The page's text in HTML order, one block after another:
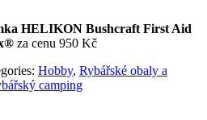
HELIKON Bushcraft First Aid
za cenu 950 Kč
Hobby, Rybářské obaly a
camping